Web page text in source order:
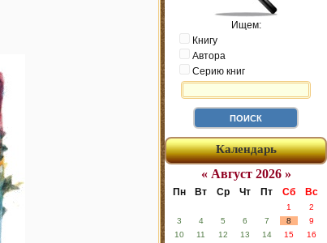
Ищем:
Книгу
Автора
Серию книг
Календарь
« Август 2026 »
Пн Вт Ср Чт Пт Сб Вс
1
2
3
4 5 6 7 8
9
10
11 12 13 14 15
16